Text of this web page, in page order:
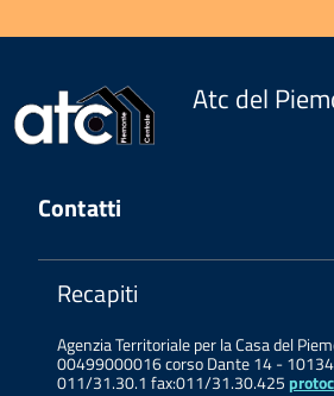
Atc del
Contatti
Recapiti
Agenzia Territoriale per la Casa del
00499000016 corso Dante 14 - 10134
011/31.30.1 fax:011/31.30.425